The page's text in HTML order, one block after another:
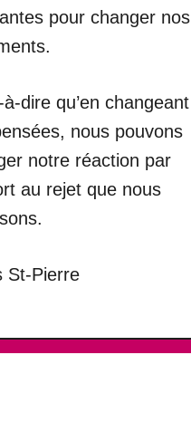
pour changer nos
à-dire qu’en changeant
nous pouvons
notre réaction par
au rejet que nous
St-Pierre